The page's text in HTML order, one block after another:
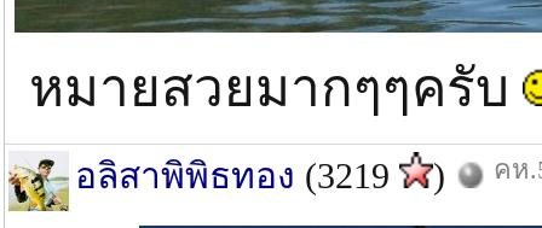
หมายสวยมากๆๆครับ
อลิสาพิพิธทอง (3219 ) คห